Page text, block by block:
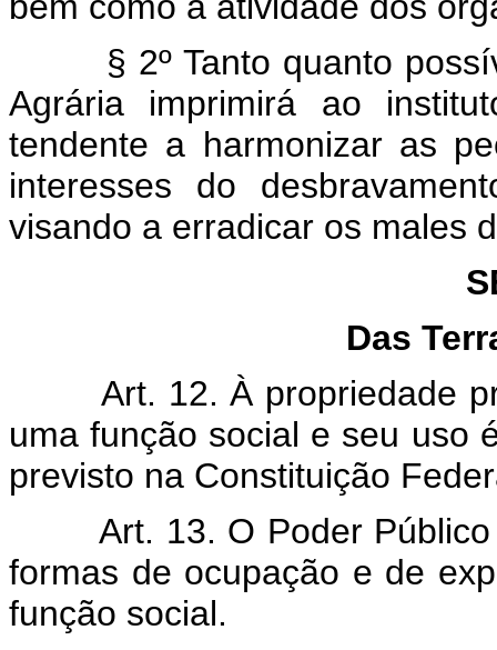
§ 2º Tanto quanto
Agrária imprimirá ao
tendente a harmonizar as
interesses do
visando a erradicar os males
Das
Art. 12. À propriedade
uma função social e seu uso
previsto na Constituição
Art. 13. O Poder
formas de ocupação e de
função social.